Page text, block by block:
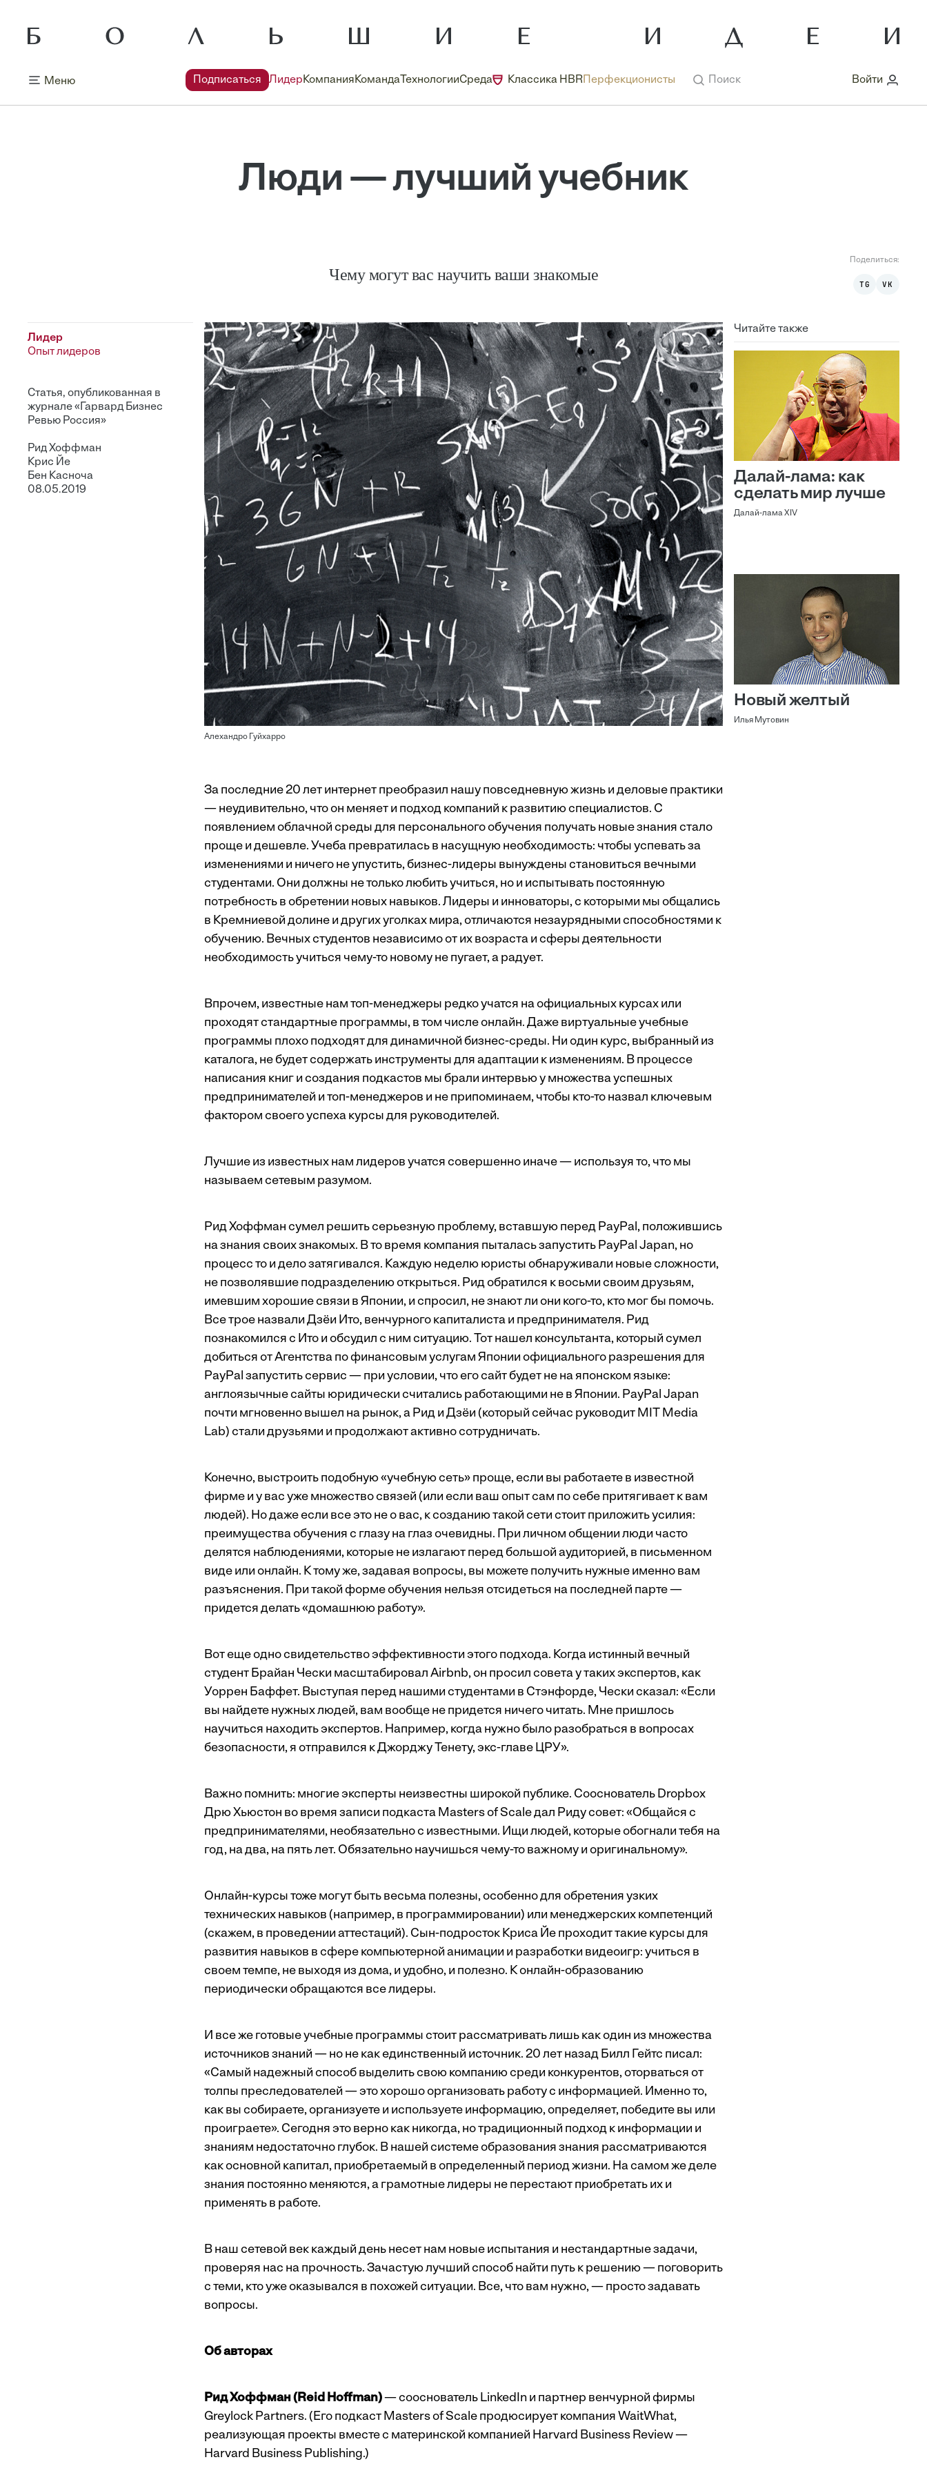
Меню Подписаться ЛидерКомпанияКоманда ТехнологииСреда Классика HBR Перфекционисты Поиск Войти
Люди — лучший учебник
Чему могут вас научить ваши знакомые
Поделиться:
TG VK
Лидер
Опыт лидеров
Статья, опубликованная в
журнале «Гарвард Бизнес
Ревью Россия»
Рид Хоффман
Крис Йе
Бен Касноча
08.05.2019
Алехандро Гуйхарро
Читайте также
Далай-лама: как
сделать мир лучше
Далай-лама XIV
Новый желтый
Илья Мутовин
За последние 20 лет интернет преобразил нашу повседневную жизнь и деловые практики
— неудивительно, что он меняет и подход компаний к развитию специалистов. С
появлением облачной среды для персонального обучения получать новые знания стало
проще и дешевле. Учеба превратилась в насущную необходимость: чтобы успевать за
изменениями и ничего не упустить, бизнес-лидеры вынуждены становиться вечными
студентами. Они должны не только любить учиться, но и испытывать постоянную
потребность в обретении новых навыков. Лидеры и инноваторы, с которыми мы общались
в Кремниевой долине и других уголках мира, отличаются незаурядными способностями к
обучению. Вечных студентов независимо от их возраста и сферы деятельности
необходимость учиться чему-то новому не пугает, а радует.
Впрочем, известные нам топ-менеджеры редко учатся на официальных курсах или
проходят стандартные программы, в том числе онлайн. Даже виртуальные учебные
программы плохо подходят для динамичной бизнес-среды. Ни один курс, выбранный из
каталога, не будет содержать инструменты для адаптации к изменениям. В процессе
написания книг и создания подкастов мы брали интервью у множества успешных
предпринимателей и топ-менеджеров и не припоминаем, чтобы кто-то назвал ключевым
фактором своего успеха курсы для руководителей.
Лучшие из известных нам лидеров учатся совершенно иначе — используя то, что мы
называем сетевым разумом.
Рид Хоффман сумел решить серь­езную проблему, вставшую перед PayPal, положившись
на знания своих знакомых. В то время компания пыталась запустить PayPal Japan, но
процесс то и дело затягивался. Каждую неделю юристы обнаруживали новые сложности,
не позволявшие подразделению открыться. Рид обратился к восьми своим друзьям,
имевшим хорошие связи в Японии, и спросил, не знают ли они кого-то, кто мог бы помочь.
Все трое назвали Дзёи Ито, венчурного капиталиста и предпринимателя. Рид
познакомился с Ито и обсудил с ним ситуацию. Тот нашел консультанта, который сумел
добиться от Агентства по финансовым услугам Японии официального разрешения для
PayPal запустить сервис — при условии, что его сайт будет не на японском языке:
англоязычные сайты юридически считались работающими не в Японии. PayPal Japan
почти мгновенно вышел на рынок, а Рид и Дзёи (который сейчас руководит MIT Media
Lab) стали друзьями и продолжают активно сотрудничать.
Конечно, выстроить подобную «учебную сеть» проще, если вы работаете в известной
фирме и у вас уже множество связей (или если ваш опыт сам по себе притягивает к вам
людей). Но даже если все это не о вас, к созданию такой сети стоит приложить усилия:
преимущества обучения с глазу на глаз очевидны. При личном общении люди часто
делятся наблюдениями, которые не излагают перед большой аудиторией, в письменном
виде или онлайн. К тому же, задавая вопросы, вы можете получить нужные именно вам
разъяснения. При такой форме обучения нельзя отсидеться на последней парте —
придется делать «домашнюю работу».
Вот еще одно свидетельство эффективности этого подхода. Когда истинный вечный
студент Брайан Чески масштабировал Airbnb, он просил совета у таких экспертов, как
Уоррен Баффет. Выступая перед нашими студентами в Стэнфорде, Чески сказал: «Если
вы найдете нужных людей, вам вообще не придется ничего читать. Мне пришлось
научиться находить экспертов. Например, когда нужно было разобраться в вопросах
безопасности, я отправился к Джорджу Тенету, экс-главе ЦРУ».
Важно помнить: многие эксперты неизвестны широкой публике. Сооснователь Dropbox
Дрю Хьюстон во время записи подкаста Masters of Scale дал Риду совет: «Общайся с
предпринимателями, необязательно с известными. Ищи людей, которые обогнали тебя на
год, на два, на пять лет. Обязательно научишься чему-то важному и оригинальному».
Онлайн-курсы тоже могут быть весьма полезны, особенно для обретения узких
технических навыков (например, в программировании) или менеджерских компетенций
(скажем, в проведении аттестаций). Сын-подросток Криса Йе проходит такие курсы для
развития навыков в сфере компьютерной анимации и разработки видеоигр: учиться в
своем темпе, не выходя из дома, и удобно, и полезно. К онлайн-образованию
периодически обращаются все лидеры.
И все же готовые учебные программы стоит рассматривать лишь как один из множества
источников знаний — но не как единственный источник. 20 лет назад Билл Гейтс писал:
«Самый надежный способ выделить свою компанию среди конкурентов, оторваться от
толпы преследователей — это хорошо организовать работу с информацией. Именно то,
как вы собираете, организуете и используете информацию, определяет, победите вы или
проиграете». Сегодня это верно как никогда, но традиционный подход к информации и
знаниям недостаточно глубок. В нашей системе образования знания рассматриваются
как основной капитал, приобретаемый в определенный период жизни. На самом же деле
знания постоянно меняются, а грамотные лидеры не перестают приобретать их и
применять в работе.
В наш сетевой век каждый день несет нам новые испытания и нестандартные задачи,
проверяя нас на прочность. Зачастую лучший способ найти путь к решению — поговорить
с теми, кто уже оказывался в похожей ситуации. Все, что вам нужно, — просто задавать
вопросы.
Об авторах
Рид Хоффман (Reid Hoffman)— сооснователь LinkedIn и партнер венчурной фирмы
Greylock Partners. (Его подкаст Masters of Scale продюсирует компания WaitWhat,
реализующая проекты вместе с материнской компанией Harvard Business Review —
Harvard Business Publishing.)